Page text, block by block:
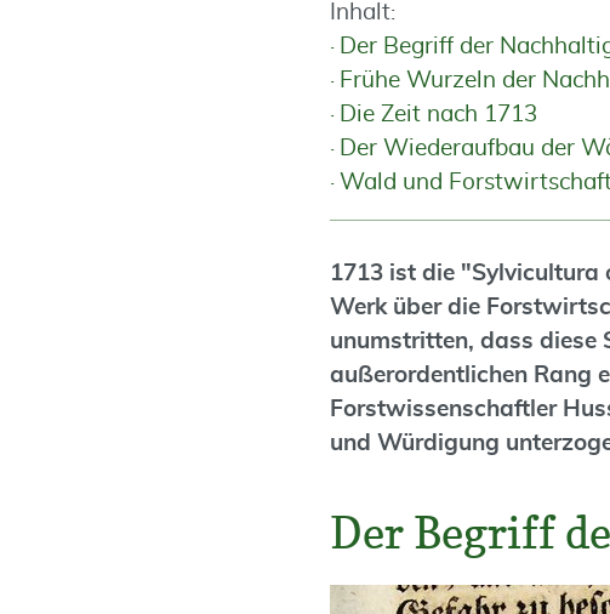
Inhalt:
Der Begriff der
Frühe Wurzeln der
Die Zeit nach 1713
Der Wiederaufbau der
Wald und
1713 ist die "Sylvicultura
Werk über die
unumstritten, dass diese
außerordentlichen Rang
Forstwissenschaftler
und Würdigung
Der Begriff